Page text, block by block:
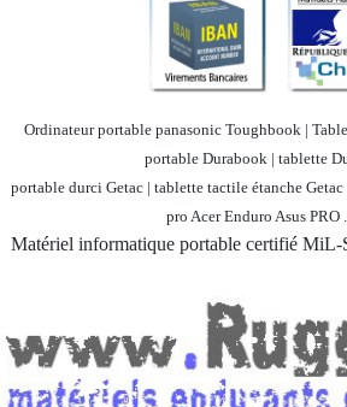
Ordinateur portable panasonic Toughbook |
portable Durabook | tablette
portable durci Getac | tablette tactile étanche
pro Acer Enduro Asus PRO
Matériel informatique portable certifié